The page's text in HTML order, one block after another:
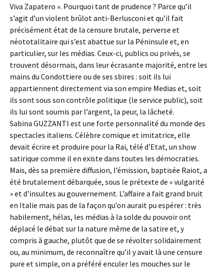
Viva Zapatero ». Pourquoi tant de prudence ? Parce qu’il
s’agit d’un violent brûlot anti-Berlusconi et qu’il fait
précisément état de la censure brutale, perverse et
néototalitaire qui s’est abattue sur la Péninsule et, en
particulier, sur les médias. Ceux-ci, publics ou privés, se
trouvent désormais, dans leur écrasante majorité, entre les
mains du Condottiere ou de ses sbires : soit ils lui
appartiennent directement via son empire Medias et, soit
ils sont sous son contrôle politique (le service public), soit
ils lui sont soumis par l’argent, la peur, la lâcheté.
Sabina GUZZANTI est une forte personnalité du monde des
spectacles italiens. Célèbre comique et imitatrice, elle
devait écrire et produire pour la Rai, télé d’Etat, un show
satirique comme il en existe dans toutes les démocraties.
Mais, dès sa première diffusion, l’émission, baptisée Raiot, a
été brutalement débarquée, sous le prétexte de « vulgarité
» et d’insultes au gouvernement. L’affaire a fait grand bruit
en Italie mais pas de la façon qu’on aurait pu espérer : très
habilement, hélas, les médias à la solde du pouvoir ont
déplacé le débat sur la nature même de la satire et, y
compris à gauche, plutôt que de se révolter solidairement
ou, au minimum, de reconnaître qu’il y avait là une censure
pure et simple, on a préféré enculer les mouches sur le